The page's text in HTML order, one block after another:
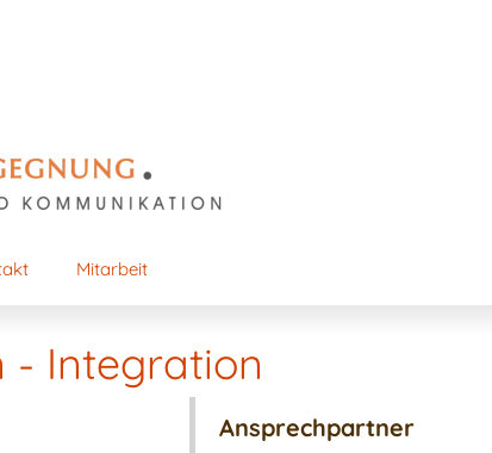
Mitarbeit
- Integration
Ansprechpartner